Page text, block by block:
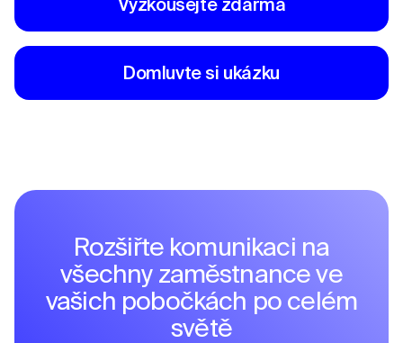
Domluvte si ukázku
Rozšiřte komunikaci na
všechny zaměstnance ve
vašich pobočkách po celém
světě